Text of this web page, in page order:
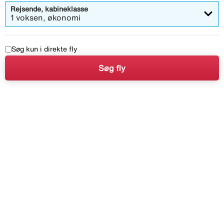
Rejsende, kabineklasse
1 voksen, økonomi
Søg kun i direkte fly
Søg fly